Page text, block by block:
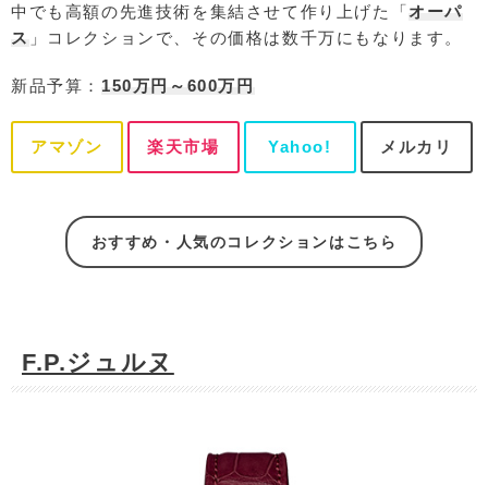
中でも高額の先進技術を集結させて作り上げた「オーパ
ス 」コレクションで、その価格は数千万にもなります。
新品予算： 150万円～600万円
アマゾン 楽天市場 Yahoo! メルカリ
おすすめ・人気のコレクションはこちら
F.P.ジュルヌ